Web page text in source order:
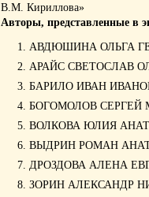
В.М. Кириллова»
Авторы, представленные в
АВДЮШИНА ОЛЬГА
АРАЙС СВЕТОСЛАВ
БАРИЛО ИВАН
БОГОМОЛОВ СЕРГЕЙ
ВОЛКОВА ЮЛИЯ
ВЫДРИН РОМАН
ДРОЗДОВА АЛЕНА
ЗОРИН АЛЕКСАНДР